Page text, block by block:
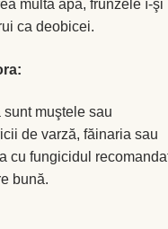
multa apă, frunzele î-şi
ca deobicei.
muştele sau
de varză, făinaria sau
cu fungicidul
bună.